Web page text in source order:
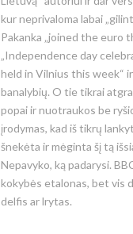
kur neprivaloma labai
Pakanka „joined the euro
„Independence day
held in Vilnius this week“
banalybių. O tie tikrai
popai ir nuotraukos be
įrodymas, kad iš tikrų
šnekėta ir mėginta šį tą
Nepavyko, ką padarysi.
kokybės etalonas, bet vis
delfis ar lrytas.